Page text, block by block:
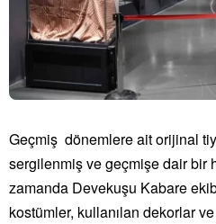
Geçmiş dönemlere ait orijinal
sergilenmiş ve geçmişe dair bir
zamanda Devekuşu Kabare
kostümler, kullanılan dekorlar